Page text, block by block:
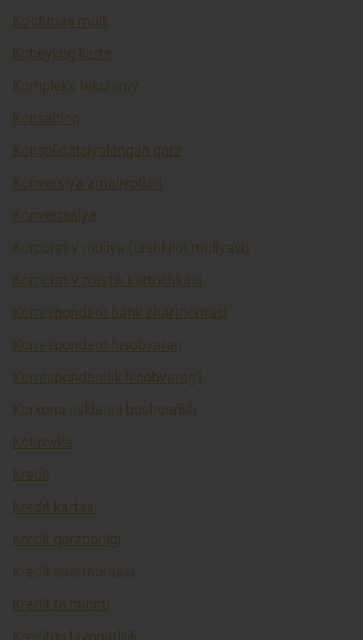
Ko’chmas mulk
Kobeyjing karta
Kompleks tekshiruv
Konsalting
Konsolidatsiyalangan qarz
Konversiya amaliyotlari
Konvertasiya
Korporativ moliya (tashkilot moliyasi)
Korporativ plastik kartochkasi
Korrespondent bank shartnomasi
Korrespondent hisobvaraq
Korrespondentlik hisobvarag'i
Korxona risklarini boshqarish
Kotirovka
Kredit
Kredit kartasi
Kredit qarzdorligi
Kredit shartnomasi
Kredit ta’minoti
Kreditga layoqatlilik